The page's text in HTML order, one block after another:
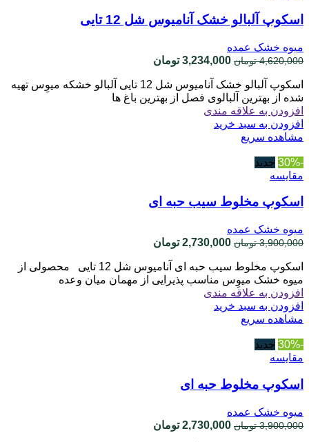
اسکوپ آلبالو خشک آنامیوس شل 12 تایی
میوه خشک عمده
4,620,000 تومان قیمت
4,620,000 تومان
بود.
3,234,000 تومان
3,234,000 تومان
است.
اسکوپ آلبالو خشک آنامیوس شل 12 تایی آلبالو خشکه میوِس تهیه
شده از بهترین آلبالوی فصل از بهترین باغ ها
افزودن به علاقه مندی
افزودن به سبد خرید
مشاهده سریع
-30%
جدید
مقایسه
اسکوپ مخلوط سیب حبه ای
میوه خشک عمده
3,900,000 تومان قیمت
3,900,000 تومان
بود.
2,730,000 تومان
2,730,000 تومان
است.
اسکوپ مخلوط سیب حبه ای آنامیوس شل 12 تایی محصولی از
میوه خشک میوِس مناسب پذیرایی از مهمان میان وعده
افزودن به علاقه مندی
افزودن به سبد خرید
مشاهده سریع
-30%
جدید
مقایسه
اسکوپ مخلوط حبه ای
میوه خشک عمده
3,900,000 تومان قیمت
2,730,000 تومان